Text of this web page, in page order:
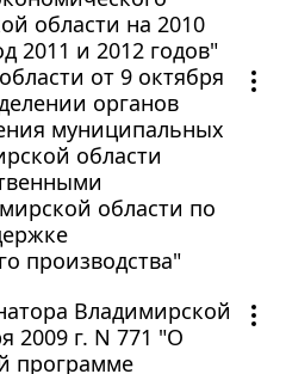
области на 2010
2011 и 2012 годов"
от 9 октября
органов
муниципальных
области
области по
производства"
Владимирской
2009 г. N 771 "О
программе